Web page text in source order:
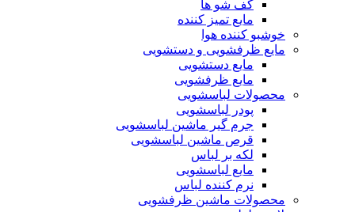
کف شو ها
مایع تمیز کننده
خوشبو کننده هوا
مایع ظرفشویی و دستشویی
مایع دستشویی
مایع ظرفشویی
محصولات لباسشویی
پودر لباسشویی
جرم گیر ماشین لباسشویی
قرص ماشین لباسشویی
لکه بر لباس
مایع لباسشویی
نرم کننده لباس
محصولات ماشین ظرفشویی